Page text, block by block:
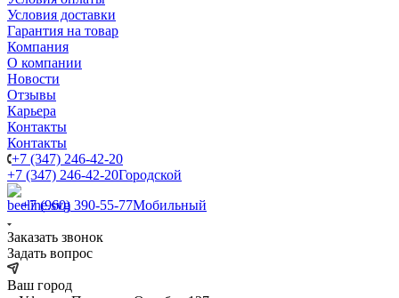
Условия доставки
Гарантия на товар
Компания
О компании
Новости
Отзывы
Карьера
Контакты
Контакты
+7 (347) 246-42-20
+7 (347) 246-42-20Городской
+7 (960) 390-55-77Мобильный
Заказать звонок
Задать вопрос
Ваш город